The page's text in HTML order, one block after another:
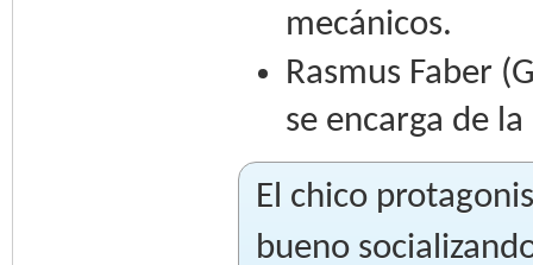
mecánicos.
Rasmus Faber
se encarga de
El chico
bueno